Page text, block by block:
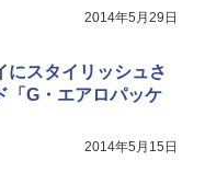
2014年5月29日
にスタイリッシュさ
「G・エアロパッケ
2014年5月15日